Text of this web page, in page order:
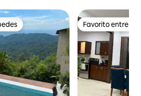
Favorito entre
Favorito entre